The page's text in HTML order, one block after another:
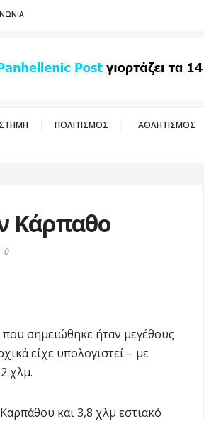
ΠΟΛΙΤΙΣΜΟΣ ΑΘΛΗΤΙΣΜΟΣ
Κάρπαθο
0
σημειώθηκε ήταν μεγέθους
είχε υπολογιστεί – με
χλμ.
και 3,8 χλμ εστιακό